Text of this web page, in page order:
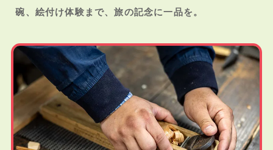
碗、絵付け体験まで、旅の記念に一品を。